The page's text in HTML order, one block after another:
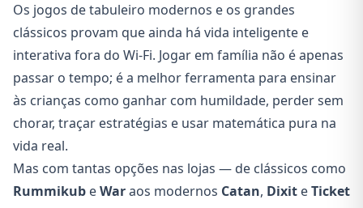
Os jogos de tabuleiro modernos e os grandes
clássicos provam que ainda há vida inteligente e
interativa fora do Wi-Fi. Jogar em família não é apenas
passar o tempo; é a melhor ferramenta para ensinar
às crianças como ganhar com humildade, perder sem
chorar, traçar estratégias e usar matemática pura na
vida real.
Mas com tantas opções nas lojas — de clássicos como
Rummikub eWaraos modernos Catan, Dixit eTicket